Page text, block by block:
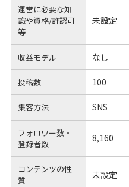
運営に必要な知
識や資格/許認可
等
未設定
収益モデル なし
投稿数 100
集客方法 SNS
フォロワー数・
登録者数
8,160
コンテンツの性
質
未設定